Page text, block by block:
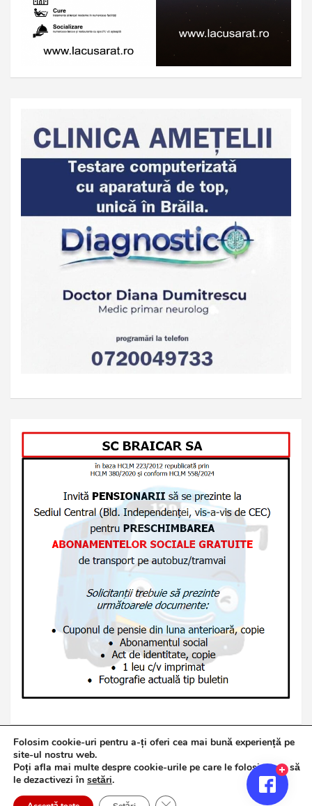
Copyright © 2026Jurnalul de Brăila
Politică de confidențialitate
Theme Horse
Folosim cookie-uri pentru a-ți oferi cea mai bună experiență pe
site-ul nostru web.
Poți afla mai multe despre cookie-urile pe care le folosim sau să
le dezactivezi în setări.
Close GDPR Cookie Banner